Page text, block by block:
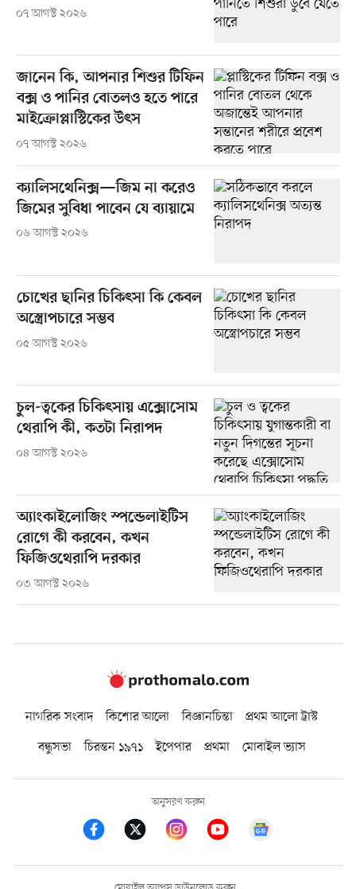
০৭ আগস্ট ২০২৬
জানেন কি, আপনার শিশুর টিফিন
বক্স ও পানির বোতলও হতে পারে
মাইক্রোপ্লাস্টিকের উৎস
০৭ আগস্ট ২০২৬
ক্যালিসথেনিক্স—জিম না করেও
জিমের সুবিধা পাবেন যে ব্যায়ামে
০৬ আগস্ট ২০২৬
চোখের ছানির চিকিৎসা কি কেবল
অস্ত্রোপচারে সম্ভব
০৫ আগস্ট ২০২৬
চুল-ত্বকের চিকিৎসায় এক্সোসোম
থেরাপি কী, কতটা নিরাপদ
০৪ আগস্ট ২০২৬
অ্যাংকাইলোজিং স্পন্ডেলাইটিস
রোগে কী করবেন, কখন
ফিজিওথেরাপি দরকার
০৩ আগস্ট ২০২৬
নাগরিক সংবাদ কিশোর আলো বিজ্ঞানচিন্তা
প্রথম আলো ট্রাস্ট
বন্ধুসভা
চিরন্তন ১৯৭১ ইপেপার প্রথমা মোবাইল ভ্যাস
অনুসরণ করুন